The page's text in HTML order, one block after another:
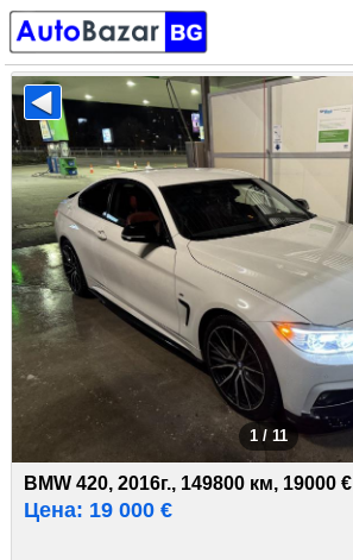
1 / 11
BMW 420, 2016г., 149800 км, 19000 €
Цена: 19 000 €